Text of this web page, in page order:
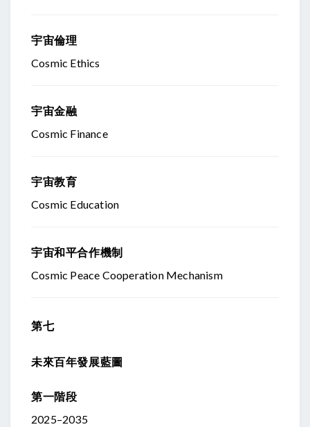
宇宙倫理
Cosmic Ethics
宇宙金融
Cosmic Finance
宇宙教育
Cosmic Education
宇宙和平合作機制
Cosmic Peace Cooperation Mechanism
第七
未來百年發展藍圖
第一階段
2025–2035